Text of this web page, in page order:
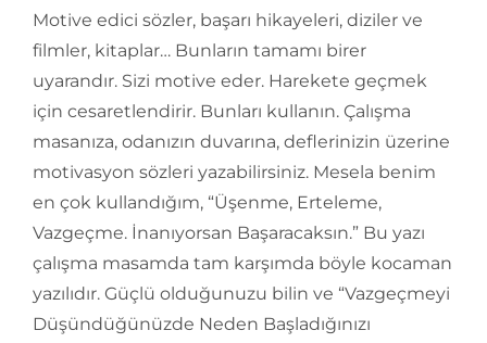
Motive edici sözler, başarı hikayeleri, diziler ve
filmler, kitaplar… Bunların tamamı birer
uyarandır. Sizi motive eder. Harekete geçmek
için cesaretlendirir. Bunları kullanın. Çalışma
masanıza, odanızın duvarına, deflerinizin üzerine
motivasyon sözleri yazabilirsiniz. Mesela benim
en çok kullandığım, “Üşenme, Erteleme,
Vazgeçme. İnanıyorsan Başaracaksın.” Bu yazı
çalışma masamda tam karşımda böyle kocaman
yazılıdır. Güçlü olduğunuzu bilin ve “Vazgeçmeyi
Düşündüğünüzde Neden Başladığınızı